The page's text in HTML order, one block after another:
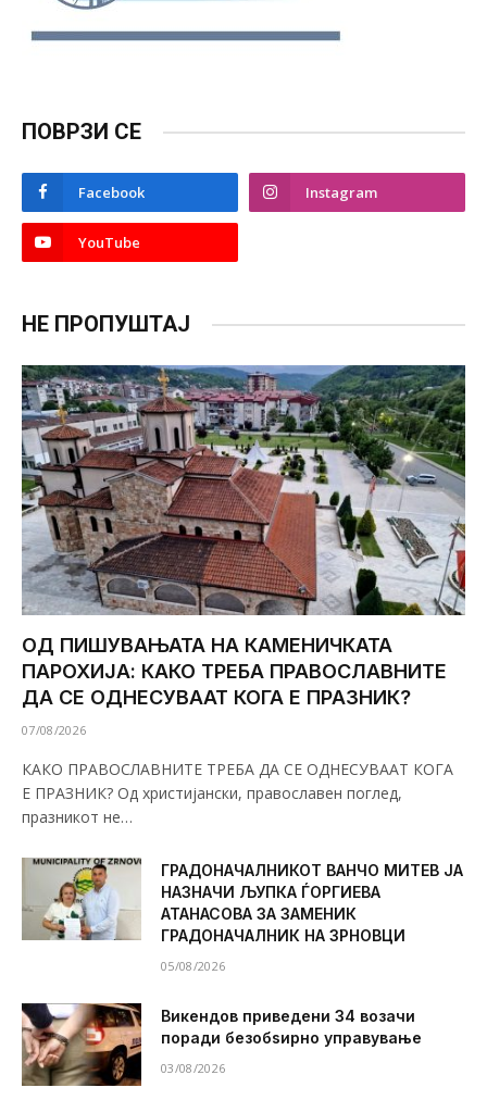
ПОВРЗИ СЕ
Facebook Instagram
YouTube
НЕ ПРОПУШТАЈ
ОД ПИШУВАЊАТА НА КАМЕНИЧКАТА
ПАРОХИЈА: КАКО ТРЕБА ПРАВОСЛАВНИТЕ
ДА СЕ ОДНЕСУВААТ КОГА Е ПРАЗНИК?
07/08/2026
КАКО ПРАВОСЛАВНИТЕ ТРЕБА ДА СЕ ОДНЕСУВААТ КОГА
Е ПРАЗНИК? Од христијански, православен поглед,
празникот не…
ГРАДОНАЧАЛНИКОТ ВАНЧО МИТЕВ ЈА
НАЗНАЧИ ЉУПКА ЃОРГИЕВА
АТАНАСОВА ЗА ЗАМЕНИК
ГРАДОНАЧАЛНИК НА ЗРНОВЦИ
05/08/2026
Викендов приведени 34 возачи
поради безобѕирно управување
03/08/2026